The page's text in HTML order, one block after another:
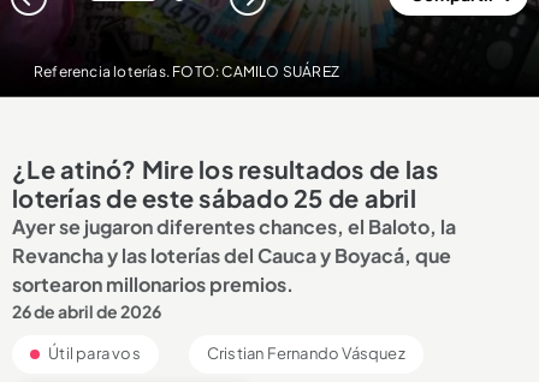
Referencia loterías. FOTO: CAMILO SUÁREZ
¿Le atinó? Mire los resultados de las
loterías de este sábado 25 de abril
Ayer se jugaron diferentes chances, el Baloto, la
Revancha y las loterías del Cauca y Boyacá, que
sortearon millonarios premios.
26 de abril de 2026
Útil para vos Cristian Fernando Vásquez